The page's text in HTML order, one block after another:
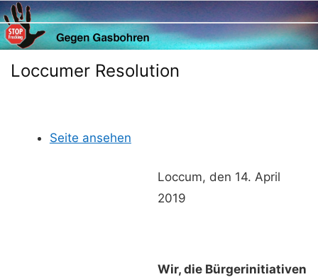
Skip
to
content
Loccumer Resolution
Seite ansehen
Loccum, den 14. April
2019
Wir, die Bürgerinitiativen